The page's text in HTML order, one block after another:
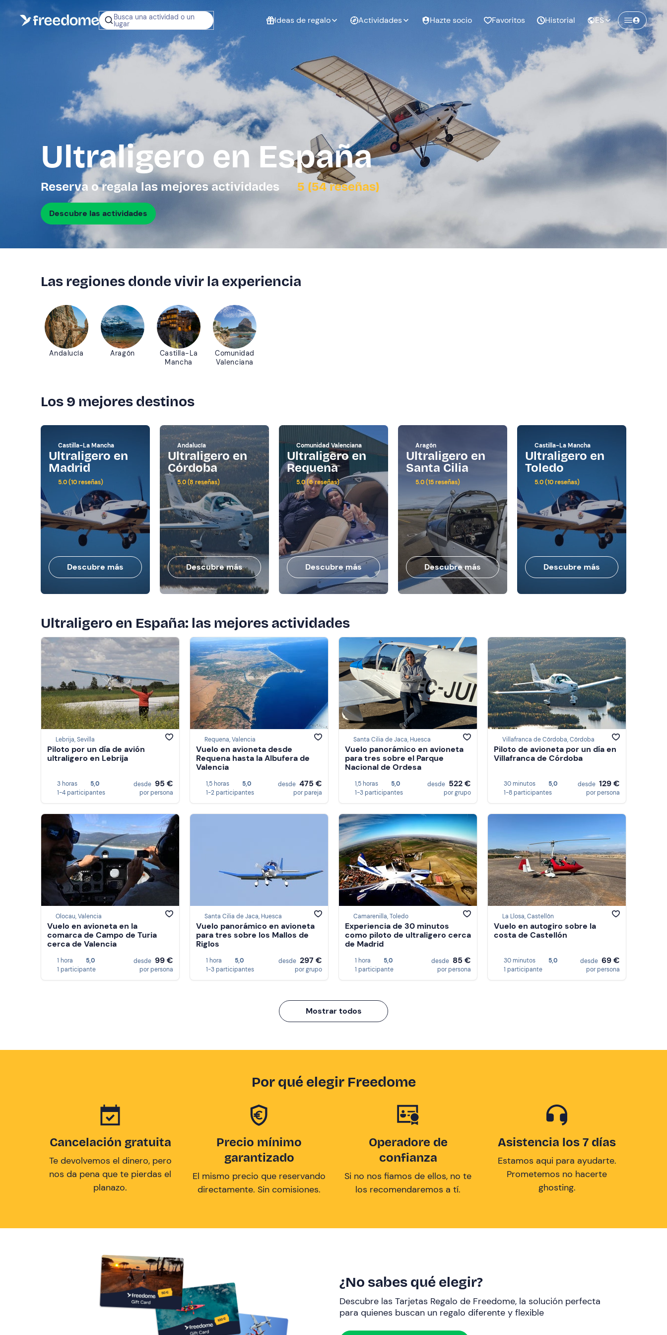
Busca una actividad o un
lugar Ideas de regalo
¿No sabes qué
regalar?
Un regalo digital que te
permite elegir
experiencias al aire libre
en toda España
Regala una tarjeta
Experiencias
para regalar
Experiencias
para regalar
en pareja
Regalo de
cumpleaños
Regalo de
graduación
Despedida de
soltero
Despedida de
soltera
Actividades Hazte socio Favoritos Historial ES
Ultraligero en España
Reserva o regala las mejores actividades 5 (54 reseñas)
Descubre las actividades
Las regiones donde vivir la experiencia
Andalucía Aragón
Castilla-La
Mancha
Comunidad
Valenciana
Los 9 mejores destinos
Castilla-La Mancha
Ultraligero en
Madrid
5.0 (10 reseñas)
Descubre más
Andalucía
Ultraligero en
Córdoba
5.0 (8 reseñas)
Descubre más
Comunidad Valenciana
Ultraligero en
Requena
5.0 (6 reseñas)
Descubre más
Aragón
Ultraligero en
Santa Cilia
5.0 (15 reseñas)
Descubre más
Castilla-La Mancha
Ultraligero en
Toledo
5.0 (10 reseñas)
Descubre más
Ultraligero en España: las mejores actividades
Lebrija, Sevilla
Piloto por un día de avión
ultraligero en Lebrija
3 horas
5,0
1-4 participantes
desde 95 €
por persona
Requena, Valencia
Vuelo en avioneta desde
Requena hasta la Albufera de
Valencia
1,5 horas
5,0
1-2 participantes
desde 475 €
por pareja
Santa Cilia de Jaca, Huesca
Vuelo panorámico en avioneta
para tres sobre el Parque
Nacional de Ordesa
1,5 horas
5,0
1-3 participantes
desde 522 €
por grupo
Villafranca de Córdoba, Córdoba
Piloto de avioneta por un día en
Villafranca de Córdoba
30 minutos
5,0
1-8 participantes
desde 129 €
por persona
Olocau, Valencia
Vuelo en avioneta en la
comarca de Campo de Turia
cerca de Valencia
1 hora
5,0
1 participante
desde 99 €
por persona
Santa Cilia de Jaca, Huesca
Vuelo panorámico en avioneta
para tres sobre los Mallos de
Riglos
1 hora
5,0
1-3 participantes
desde 297 €
por grupo
Camarenilla, Toledo
Experiencia de 30 minutos
como piloto de ultraligero cerca
de Madrid
1 hora
5,0
1 participante
desde 85 €
por persona
La Llosa, Castellón
Vuelo en autogiro sobre la
costa de Castellón
30 minutos
5,0
1 participante
desde 69 €
por persona
Mostrar todos
Por qué elegir Freedome
Cancelación gratuita
Te devolvemos el dinero, pero
nos da pena que te pierdas el
planazo.
Precio mínimo
garantizado
El mismo precio que reservando
directamente. Sin comisiones.
Operadore de
confianza
Si no nos fiamos de ellos, no te
los recomendaremos a tí.
Asistencia los 7 días
Estamos aqui para ayudarte.
Prometemos no hacerte
ghosting.
¿No sabes qué elegir?
Descubre las Tarjetas Regalo de Freedome, la solución perfecta
para quienes buscan un regalo diferente y flexible